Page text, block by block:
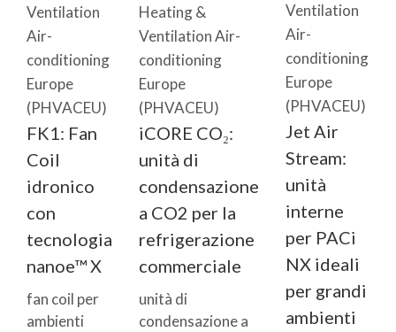
Ventilation
Air-
conditioning
Europe
(PHVACEU)
FK1: Fan
Coil
idronico
con
tecnologia
nanoe™ X
fan coil per
ambienti
Heating &
Ventilation Air-
conditioning
Europe
(PHVACEU)
iCORE CO₂:
unità di
condensazione
a CO2 per la
refrigerazione
commerciale
unità di
condensazione a
Ventilation
Air-
conditioning
Europe
(PHVACEU)
Jet Air
Stream:
unità
interne
per PACi
NX ideali
per grandi
ambienti